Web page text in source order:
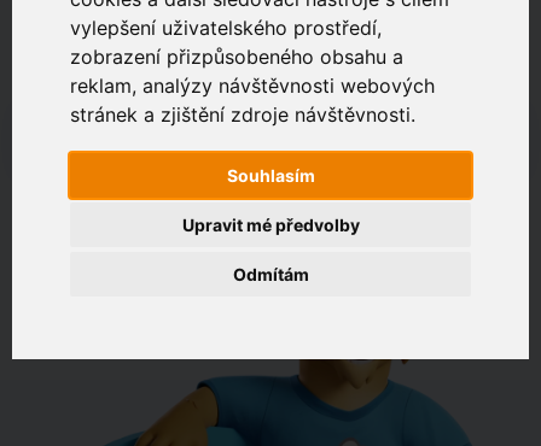
vylepšení uživatelského prostředí,
zobrazení přizpůsobeného obsahu a
reklam, analýzy návštěvnosti webových
stránek a zjištění zdroje návštěvnosti.
Souhlasím
Odmítám
Upravit mé předvolby
Zákaznický portál
Jak rychlé je připojení na vaší adrese?